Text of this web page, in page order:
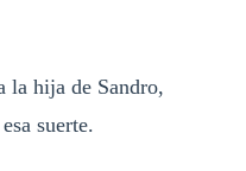
hija de Sandro,
suerte.